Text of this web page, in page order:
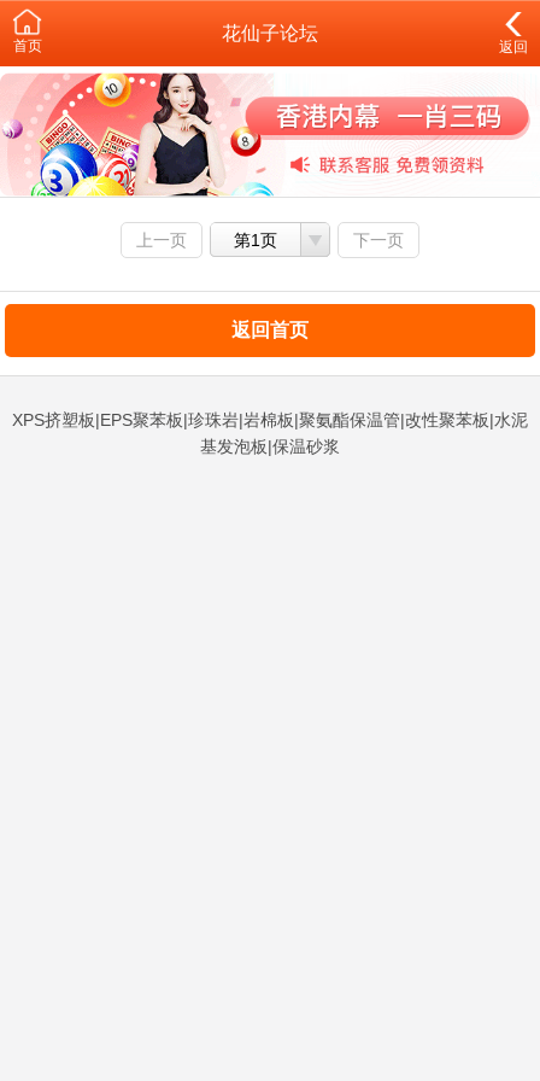
首页
花仙子论坛
返回
上一页 第1页 下一页
返回首页
XPS挤塑板|EPS聚苯板|珍珠岩|岩棉板|聚氨酯保温管|改性聚苯板|水泥
基发泡板|保温砂浆